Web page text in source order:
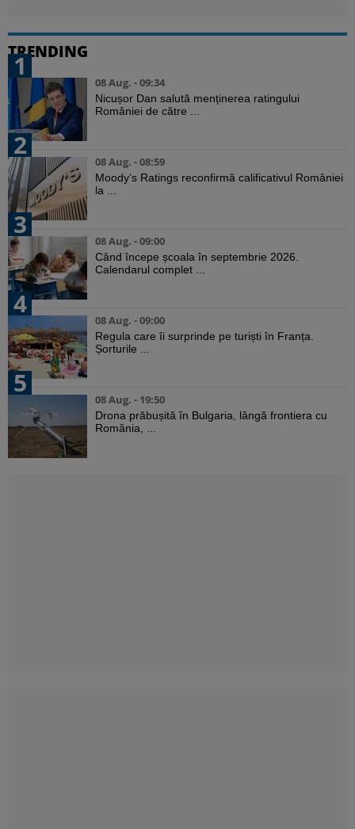
TRENDING
1
08 Aug. - 09:34
Nicușor Dan salută menținerea ratingului
României de către ...
2
08 Aug. - 08:59
Moody’s Ratings reconfirmă calificativul României
la ...
3
08 Aug. - 09:00
Când începe școala în septembrie 2026.
Calendarul complet ...
4
08 Aug. - 09:00
Regula care îi surprinde pe turiști în Franța.
Șorturile ...
5
08 Aug. - 19:50
Drona prăbușită în Bulgaria, lângă frontiera cu
România, ...